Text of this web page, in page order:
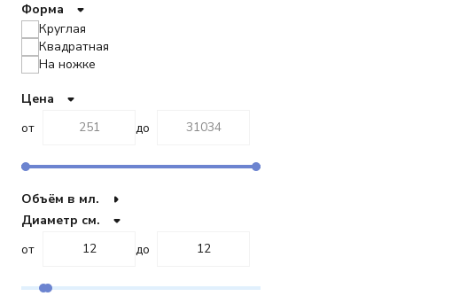
Diamond
Eskymos
FRUITS
Fortune
Globus
Imperial
LISBOA
Labyrinth
Marble
Nova old
PATRIOT
Форма
Круглая
Квадратная
На ножке
Цена
от
до
Объём в мл.
Диаметр см.
от
до